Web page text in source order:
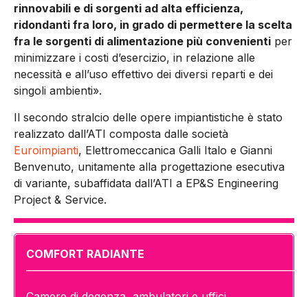
rinnovabili e di sorgenti ad alta efficienza,
ridondanti fra loro, in grado di permettere la scelta
fra le sorgenti di alimentazione più convenienti per
minimizzare i costi d’esercizio, in relazione alle
necessità e all’uso effettivo dei diversi reparti e dei
singoli ambienti».
Il secondo stralcio delle opere impiantistiche è stato
realizzato dall’ATI composta dalle società
Euroimpianti, Elettromeccanica Galli Italo e Gianni
Benvenuto, unitamente alla progettazione esecutiva
di variante, subaffidata dall’ATI a EP&S Engineering
Project & Service.
COMFORT RADIANTE